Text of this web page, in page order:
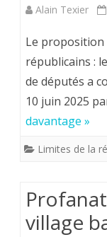
Alain Texier
Le proposition
républicains :
de députés a
10 juin 2025
davantage »
Limites de la
village